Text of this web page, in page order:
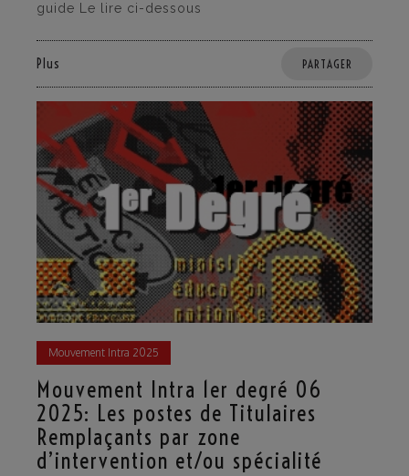
guide Le lire ci-dessous
Plus PARTAGER
Mouvement Intra 2025
Mouvement Intra 1er degré 06
2025: Les postes de Titulaires
Remplaçants par zone
d’intervention et/ou spécialité